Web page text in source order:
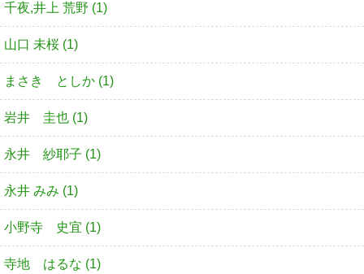
千夜,井上 荒野 (1)
山口 未桜 (1)
まさき としか (1)
岩井 圭也 (1)
永井 紗耶子 (1)
永井 みみ (1)
小野寺 史宜 (1)
寺地 はるな (1)